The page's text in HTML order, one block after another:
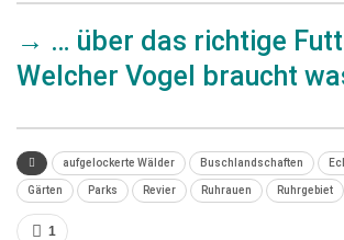
→ … über das richtige
Welcher Vogel braucht
aufgelockerte Wälder Buschlandschaften
Gärten Parks Revier Ruhrauen Ruhrgebiet
1